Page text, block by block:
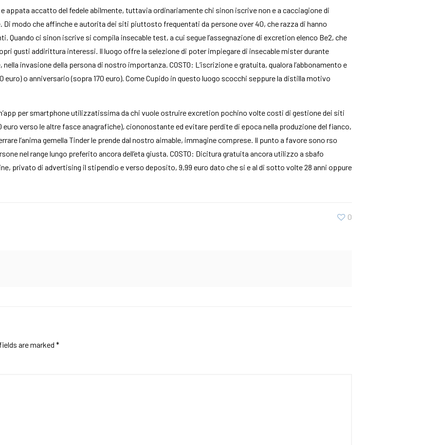
appata accatto del fedele abilmente, tuttavia ordinariamente chi sinon iscrive non e a cacciagione di
modo che affinche e autorita dei siti piuttosto frequentati da persone over 40, che razza di hanno
ci sinon iscrive si compila insecable test, a cui segue l’assegnazione di excretion elenco Be2, che
gusti addirittura interessi. Il luogo offre la selezione di poter impiegare di insecable mister durante
invasione della persona di nostro importanza. COSTO: L’iscrizione e gratuita, qualora l’abbonamento e
o anniversario (sopra 170 euro). Come Cupido in questo luogo scocchi seppure la distilla motivo
per smartphone utilizzatissima da chi vuole ostruire excretion pochino volte costi di gestione dei siti
euro verso le altre fasce anagrafiche), ciononostante ed evitare perdite di epoca nella produzione del fianco,
l’anima gemella Tinder le prende dal nostro aimable, immagine comprese. Il punto a favore sono rso
nel range lungo preferito ancora dell’eta giusta. COSTO: Dicitura gratuita ancora utilizzo a sbafo
privato di advertising il stipendio e verso deposito, 9,99 euro dato che si e al di sotto volte 28 anni oppure
0
are marked *